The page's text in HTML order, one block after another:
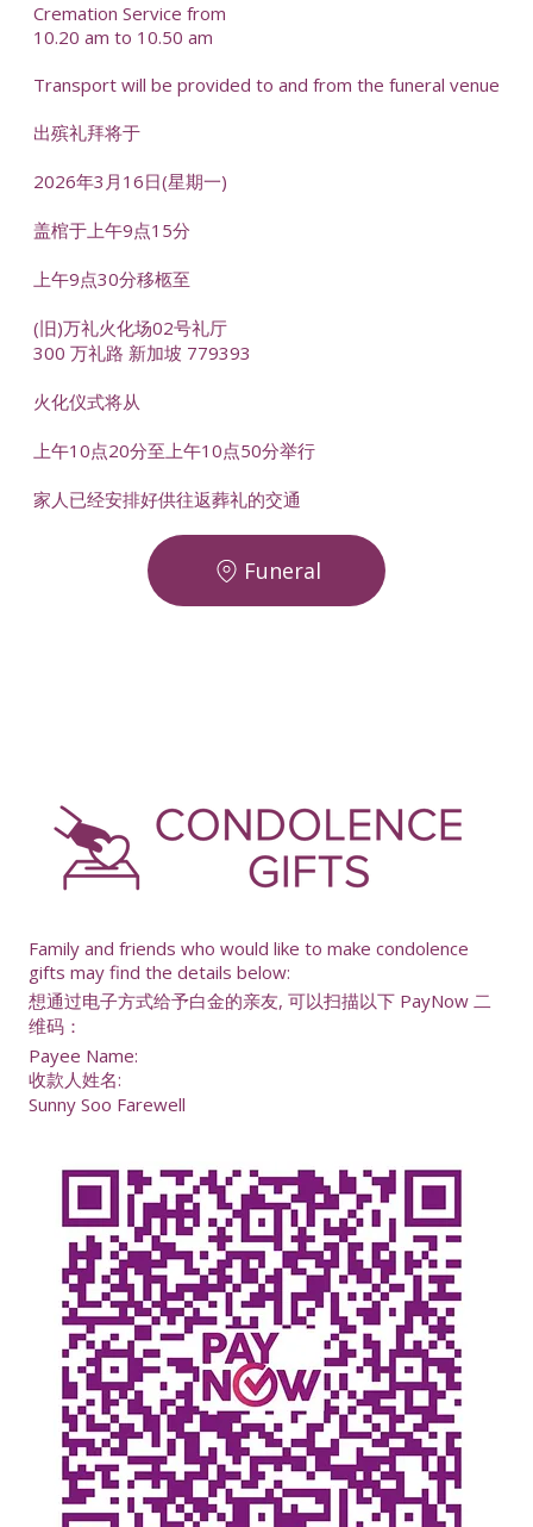
Cremation Service from
10.20 am to 10.50 am
Transport will be provided to and from the funeral venue
出殡礼拜将于
2026年3月16日(星期一)
盖棺于上午9点15分
上午9点30分移柩至
(旧)万礼火化场02号礼厅
300 万礼路 新加坡 779393
火化仪式将从
上午10点20分至上午10点50分举行
家人已经安排好供往返葬礼的交通
Funeral
Family and friends who would like to make condolence
gifts may find the details below:
想通过电子方式给予白金的亲友, 可以扫描以下 PayNow 二
维码：
Payee Name:
收款人姓名:
Sunny Soo Farewell